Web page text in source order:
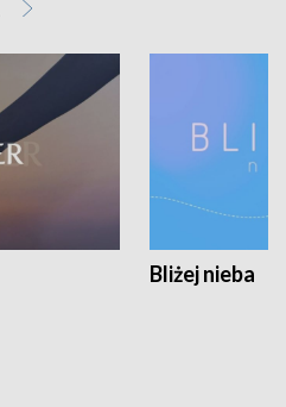
Bliżej nieba